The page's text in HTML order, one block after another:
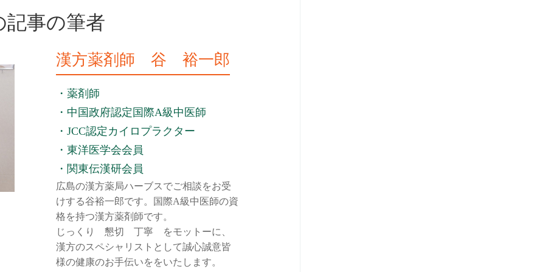
記事の筆者
漢方薬剤師 谷 裕一郎
・薬剤師
・中国政府認定国際A級中医師
・JCC認定カイロプラクター
・東洋医学会会員
・関東伝漢研会員
広島の漢方薬局ハーブスでご相談をお受
けする谷裕一郎です。国際A級中医師の資
格を持つ漢方薬剤師です。
じっくり 懇切 丁寧 をモットーに、
漢方のスペシャリストとして誠心誠意皆
様の健康のお手伝いををいたします。